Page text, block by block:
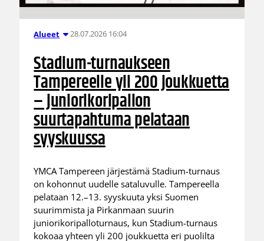
Alueet 28.07.2026 16:04
Stadium-turnaukseen
Tampereelle yli 200 joukkuetta
– juniorikoripallon
suurtapahtuma pelataan
syyskuussa
YMCA Tampereen järjestämä Stadium-turnaus
on kohonnut uudelle sataluvulle. Tampereella
pelataan 12.–13. syyskuuta yksi Suomen
suurimmista ja Pirkanmaan suurin
juniorikoripalloturnaus, kun Stadium-turnaus
kokoaa yhteen yli 200 joukkuetta eri puolilta